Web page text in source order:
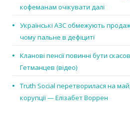
кофеманам очікувати далі
Українські АЗС обмежують
чому пальне в дефіциті
Кланові пенсії повинні бути
Гетманцев (відео)
Truth Social перетворилася на
корупції — Елізабет Воррен